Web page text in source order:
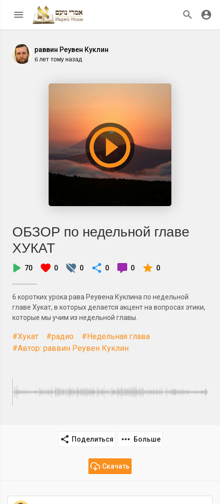
раввин Реувен Куклин
6 лет тому назад
ОБЗОР по недельной главе
ХУКАТ
70 0 0 0 0 0
6 коротких урока рава Реувена Куклина по недельной
главе Хукат, в которых делается акцент на вопросах этики,
которые мы учим из недельной главы.
#Хукат #радио
#Недельная глава
#Автор: раввин Реувен Куклин
Поделиться Больше
Скачать